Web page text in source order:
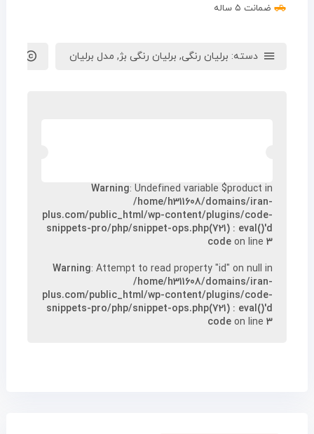
ضمانت ۵ ساله
دسته: برلیان رنگی, برلیان رنگی بژ, مدل برلیان
Warning: Undefined variable $product in
/home/h311608/domains/iran-
plus.com/public_html/wp-content/plugins/code-
snippets-pro/php/snippet-ops.php(721) : eval()'d
code on line۳
Warning: Attempt to read property "id" on null in
/home/h311608/domains/iran-
plus.com/public_html/wp-content/plugins/code-
snippets-pro/php/snippet-ops.php(721) : eval()'d
code on line۳